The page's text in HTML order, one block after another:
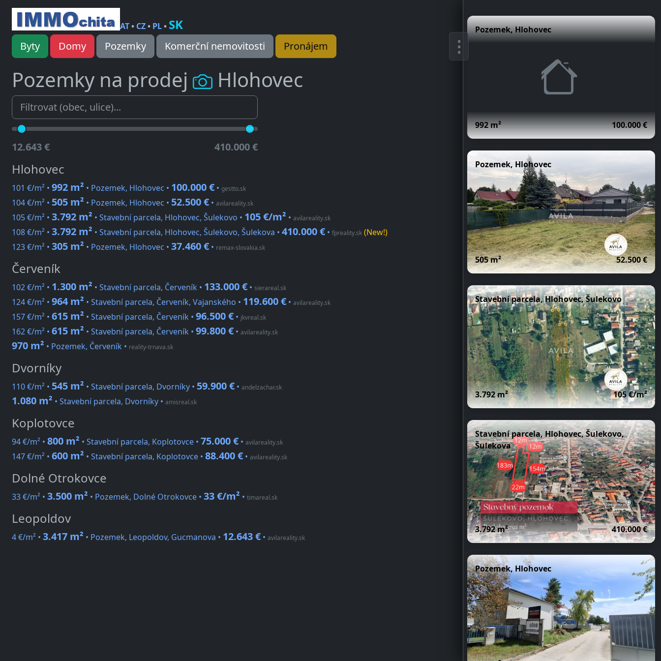
AT• CZ• PL• SK
Byty Domy Pozemky Komerční nemovitosti Pronájem
Pozemky na prodej Hlohovec
12.643 € 410.000 €
Hlohovec
101 €/m² • 992 m² • Pozemek, Hlohovec • 100.000 € • gestto.sk
104 €/m² • 505 m² • Pozemek, Hlohovec • 52.500 € • avilareality.sk
105 €/m² • 3.792 m² • Stavební parcela, Hlohovec, Šulekovo • 105 €/m² • avilareality.sk
108 €/m² • 3.792 m² • Stavební parcela, Hlohovec, Šulekovo, Šulekova • 410.000 € • fpreality.sk (New!)
123 €/m² • 305 m² • Pozemek, Hlohovec • 37.460 € • remax-slovakia.sk
Červeník
102 €/m² • 1.300 m² • Stavební parcela, Červeník • 133.000 € • sierareal.sk
124 €/m² • 964 m² • Stavební parcela, Červeník, Vajanského • 119.600 € • avilareality.sk
157 €/m² • 615 m² • Stavební parcela, Červeník • 96.500 € • jkvreal.sk
162 €/m² • 615 m² • Stavební parcela, Červeník • 99.800 € • avilareality.sk
970 m² • Pozemek, Červeník • reality-trnava.sk
Dvorníky
110 €/m² • 545 m² • Stavební parcela, Dvorníky • 59.900 € • andelzachar.sk
1.080 m² • Stavební parcela, Dvorníky • amisreal.sk
Koplotovce
94 €/m² • 800 m² • Stavební parcela, Koplotovce • 75.000 € • avilareality.sk
147 €/m² • 600 m² • Stavební parcela, Koplotovce • 88.400 € • avilareality.sk
Dolné Otrokovce
33 €/m² • 3.500 m² • Pozemek, Dolné Otrokovce • 33 €/m² • timareal.sk
Leopoldov
4 €/m² • 3.417 m² • Pozemek, Leopoldov, Gucmanova • 12.643 € • avilareality.sk